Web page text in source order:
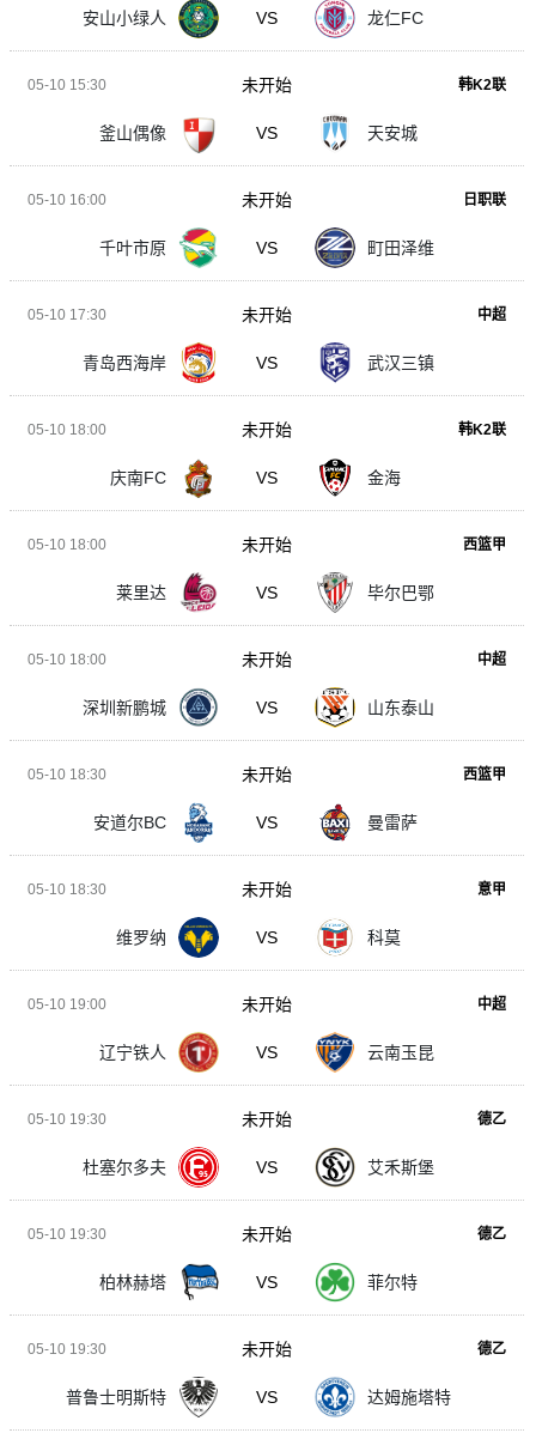
安山小绿人 VS 龙仁FC
05-10 15:30 韩K2联
釜山偶像 VS 天安城
未开始
05-10 16:00 日职联
千叶市原 VS 町田泽维
未开始
05-10 17:30 中超
青岛西海岸 VS 武汉三镇
未开始
05-10 18:00 韩K2联
庆南FC VS 金海
未开始
05-10 18:00 西篮甲
莱里达 VS 毕尔巴鄂
未开始
05-10 18:00 中超
深圳新鹏城 VS 山东泰山
未开始
05-10 18:30 西篮甲
安道尔BC VS 曼雷萨
未开始
05-10 18:30 意甲
维罗纳 VS 科莫
未开始
05-10 19:00 中超
辽宁铁人 VS 云南玉昆
未开始
05-10 19:30 德乙
杜塞尔多夫 VS 艾禾斯堡
未开始
05-10 19:30 德乙
柏林赫塔 VS 菲尔特
未开始
05-10 19:30 德乙
普鲁士明斯特 VS 达姆施塔特
未开始